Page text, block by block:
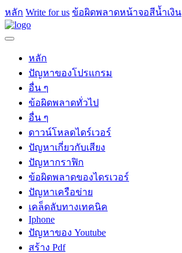
หลัก Write for us ข้อผิดพลาดหน้าจอสีน้ำเงิน
หลัก
ปัญหาของโปรแกรม
อื่น ๆ
ข้อผิดพลาดทั่วไป
อื่น ๆ
ดาวน์โหลดไดร์เวอร์
ปัญหาเกี่ยวกับเสียง
ปัญหากราฟิก
ข้อผิดพลาดของไดรเวอร์
ปัญหาเครือข่าย
เคล็ดลับทางเทคนิค
Iphone
ปัญหาของ Youtube
สร้าง Pdf